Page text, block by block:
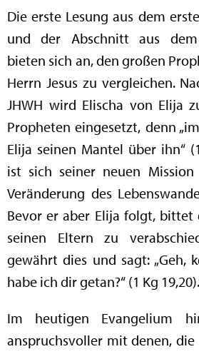
Die erste Lesung aus dem
und der Abschnitt aus dem
bieten sich an, den großen
Herrn Jesus zu vergleichen.
JHWH wird Elischa von Elija
Propheten eingesetzt, denn
Elija seinen Mantel über ihn“
ist sich seiner neuen
Veränderung des
Bevor er aber Elija folgt, bittet
seinen Eltern zu
gewährt dies und sagt: „Geh,
habe ich dir getan?“ (1 Kg 19,20).
Im heutigen Evangelium
anspruchsvoller mit denen,